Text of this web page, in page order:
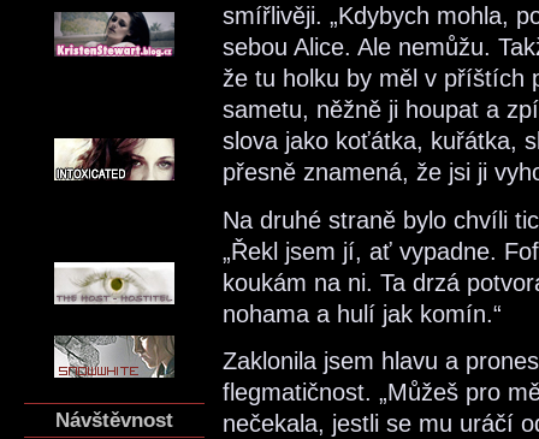
Návštěvnost
smířlivěji. „Kdybych mohla,
sebou Alice. Ale nemůžu.
že tu holku by měl v příštích
sametu, něžně ji houpat a
slova jako koťátka, kuřátka,
přesně znamená, že jsi ji
Na druhé straně bylo chvíli
„Řekl jsem jí, ať vypadne.
koukám na ni. Ta drzá
nohama a hulí jak komín.“
Zaklonila jsem hlavu a
flegmatičnost. „Můžeš pro
nečekala, jestli se mu uráčí